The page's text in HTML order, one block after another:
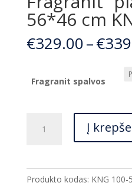
56*46 cm
€329.00–€
Fragranit spalvos
kiekis:
Į
Produkto kodas: KNG 100-